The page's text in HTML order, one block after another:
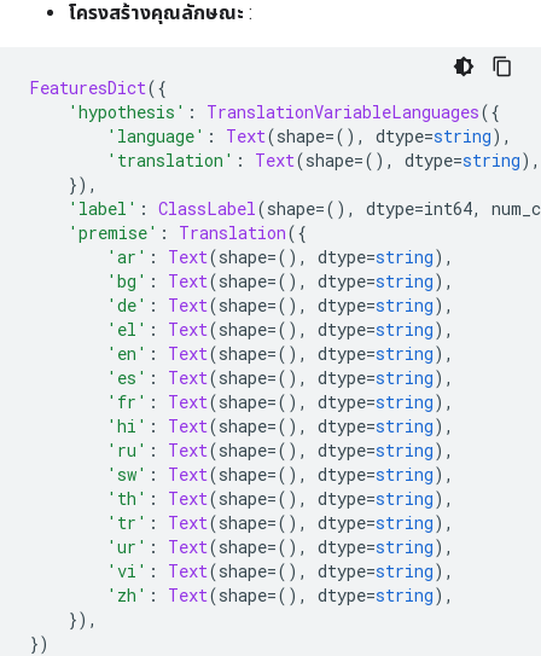
โครงสร้างคุณลักษณะ :
FeaturesDict({
'hypothesis' : TranslationVariableLanguages({
'language' : Text(shape=(), dtype=string),
'translation' : Text(shape=(), dtype=string),
}),
'label' : ClassLabel(shape=(), dtype=int64,
'premise' : Translation({
'ar' : Text(shape=(), dtype=string),
'bg' : Text(shape=(), dtype=string),
'de' : Text(shape=(), dtype=string),
'el' : Text(shape=(), dtype=string),
'en' : Text(shape=(), dtype=string),
'es' : Text(shape=(), dtype=string),
'fr' : Text(shape=(), dtype=string),
'hi' : Text(shape=(), dtype=string),
'ru' : Text(shape=(), dtype=string),
'sw' : Text(shape=(), dtype=string),
'th' : Text(shape=(), dtype=string),
'tr' : Text(shape=(), dtype=string),
'ur' : Text(shape=(), dtype=string),
'vi' : Text(shape=(), dtype=string),
'zh' : Text(shape=(), dtype=string),
}),
})